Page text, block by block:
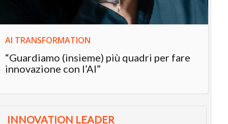
AI TRANSFORMATION
“Guardiamo (insieme) più quadri per fare
innovazione con l’AI”
INNOVATION LEADER